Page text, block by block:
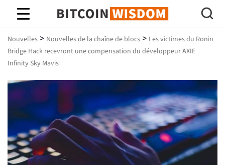
Bitcoin Sagesse
Nouvelles > Nouvelles de la chaîne de blocs > Les victimes du Ronin
Bridge Hack recevront une compensation du développeur AXIE
Infinity Sky Mavis